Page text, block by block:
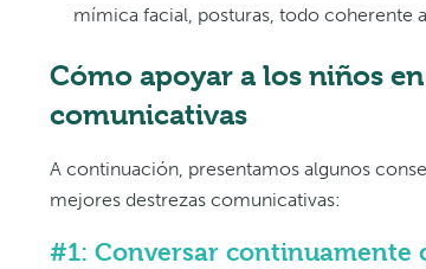
mímica facial, posturas, todo coherente
Cómo apoyar a los niños
comunicativas
A continuación, presentamos algunos
mejores destrezas comunicativas:
#1: Conversar continuamente